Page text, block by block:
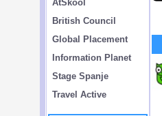
AtSkool
British Council
Global Placement
Information Planet
Stage Spanje
Travel Active